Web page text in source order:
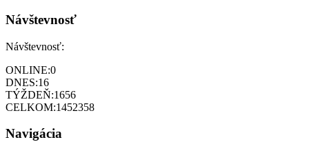
Návštevnosť
Návštevnosť:
ONLINE:0
DNES:16
TÝŽDEŇ:1656
CELKOM:1452358
Navigácia